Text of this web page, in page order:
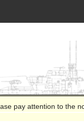
pay attention to the